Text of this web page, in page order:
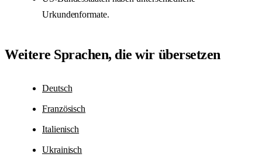
Urkundenformate.
Weitere Sprachen, die wir übersetzen
Deutsch
Französisch
Italienisch
Ukrainisch